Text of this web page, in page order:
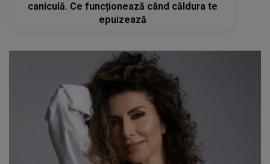
caniculă. Ce funcționează când căldura te
epuizează